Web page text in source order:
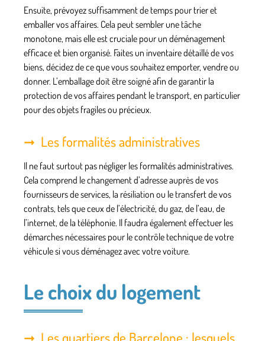
Ensuite, prévoyez suffisamment de temps pour trier et
emballer vos affaires. Cela peut sembler une tâche
monotone, mais elle est cruciale pour un déménagement
efficace et bien organisé. Faites un inventaire détaillé de vos
biens, décidez de ce que vous souhaitez emporter, vendre ou
donner. L’emballage doit être soigné afin de garantir la
protection de vos affaires pendant le transport, en particulier
pour des objets fragiles ou précieux.
Les formalités administratives
Il ne faut surtout pas négliger les formalités administratives.
Cela comprend le changement d’adresse auprès de vos
fournisseurs de services, la résiliation ou le transfert de vos
contrats, tels que ceux de l’électricité, du gaz, de l’eau, de
l’internet, de la téléphonie. Il faudra également effectuer les
démarches nécessaires pour le contrôle technique de votre
véhicule si vous déménagez avec votre voiture.
Le choix du logement
Les quartiers de Barcelone : lesquels